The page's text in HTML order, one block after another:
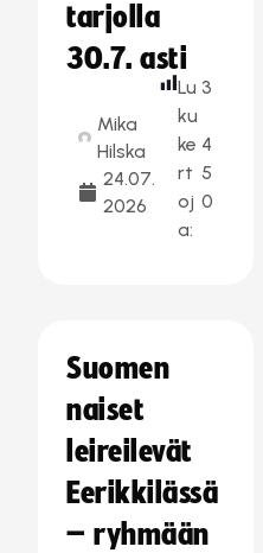
tarjolla
30.7. asti
Mika
Hilska
24.07.
2026
Lu
ku
ke
rt
oj
a:
3
4
5
0
Suomen
naiset
leireilevät
Eerikkilässä
– ryhmään